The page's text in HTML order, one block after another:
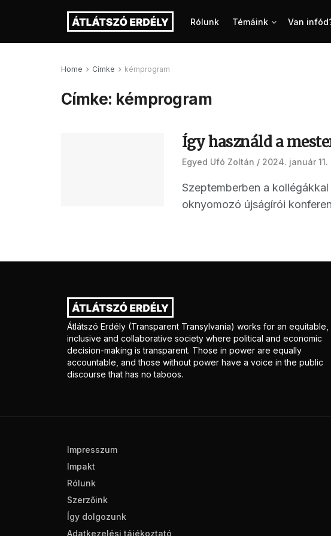
Rólunk Témáink Van
Home Címke kémprogram
Címke: kémprogram
Így használd a
Egyed Ufó Zoltán 2024. január 11.
Szeptemberben a
oknyomozó újságírói
Átlátszó Erdély (Transparent Transylvania) works for an equitable,
inclusive and collaborative society where political and economic
decision-making is transparent. Those in power are equally
accountable, and those without power have a voice in the public
discourse that has no taboos.
Impresszum
Impakt
Rólunk
Szerzőink
Így dolgozunk
Adatkezelési tájékoztató